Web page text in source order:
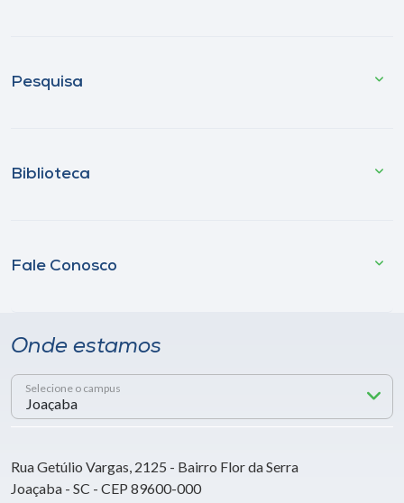
Pesquisa
Biblioteca
Fale Conosco
Onde estamos
Selecione o campus
Rua Getúlio Vargas, 2125 - Bairro Flor da Serra
Joaçaba - SC - CEP 89600-000